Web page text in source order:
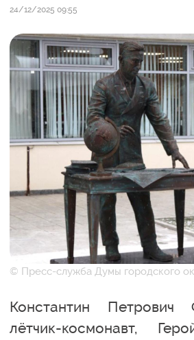
24/12/2025 09:55
© Пресс-служба Думы городского
Константин Петрович
лётчик-космонавт,